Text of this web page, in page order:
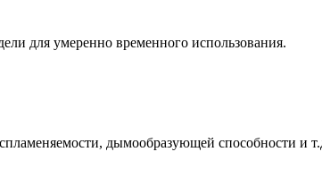
для умеренно временного использования.
дымообразующей способности и